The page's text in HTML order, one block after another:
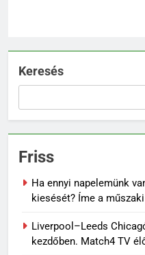
Keresés
Friss
Ha ennyi napelemünk
kiesését? Íme a
Liverpool–Leeds
kezdőben. Match4 TV